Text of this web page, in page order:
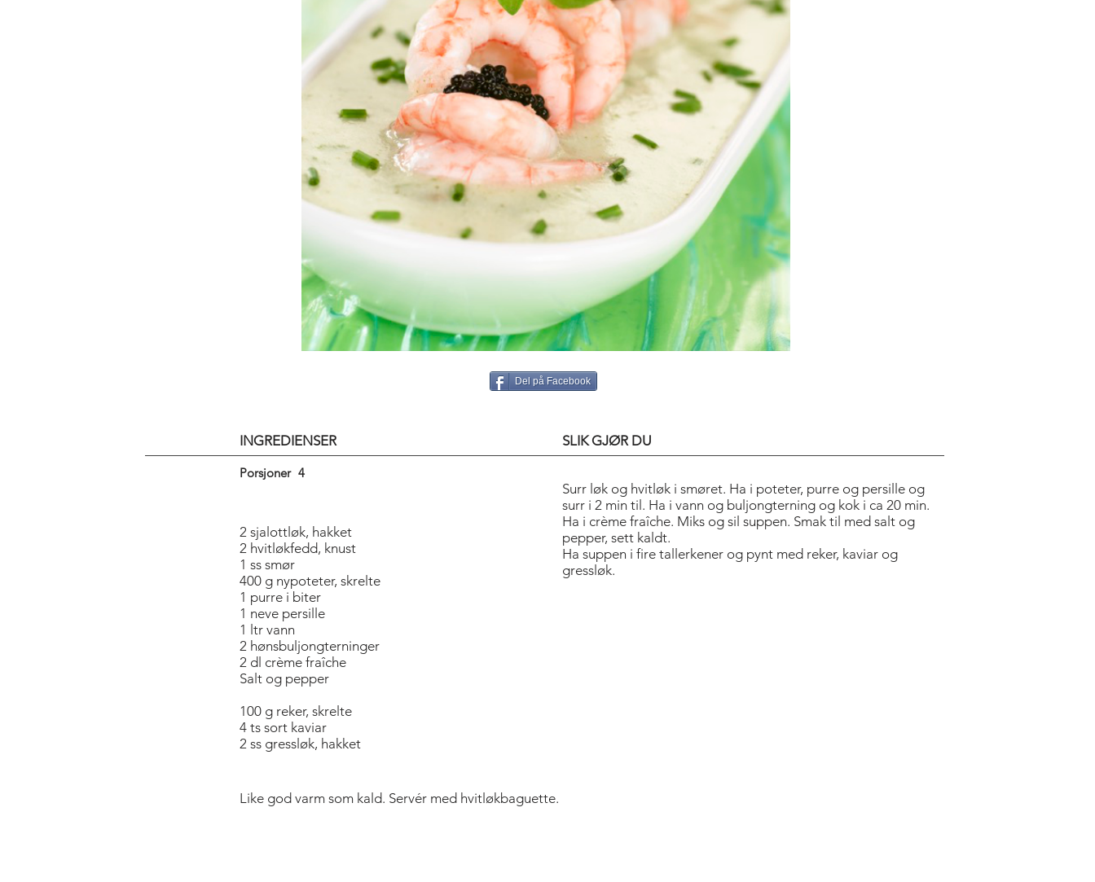
Del på Facebook
INGREDIENSER SLIK GJØR DU
Porsjoner 4
2 sjalottløk, hakket
2 hvitløkfedd, knust
1 ss smør
400 g nypoteter, skrelte
1 purre i biter
1 neve persille
1 ltr vann
2 hønsbuljongterninger
2 dl crème fraîche
Salt og pepper
100 g reker, skrelte
4 ts sort kaviar
2 ss gressløk, hakket
Surr løk og hvitløk i smøret. Ha i poteter, purre og persille og
surr i 2 min til. Ha i vann og buljongterning og kok i ca 20 min.
Ha i crème fraîche. Miks og sil suppen. Smak til med salt og
pepper, sett kaldt.
Ha suppen i fire tallerkener og pynt med reker, kaviar og
gressløk.
Like god varm som kald. Servér med hvitløkbaguette.